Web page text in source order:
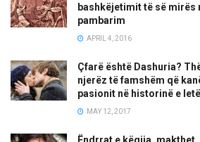
bashkëjetimit të së mirës
pambarim
APRIL 4, 2016
Çfarë është Dashuria?
njerëz të famshëm që
pasionit në historinë e
MAY 12, 2017